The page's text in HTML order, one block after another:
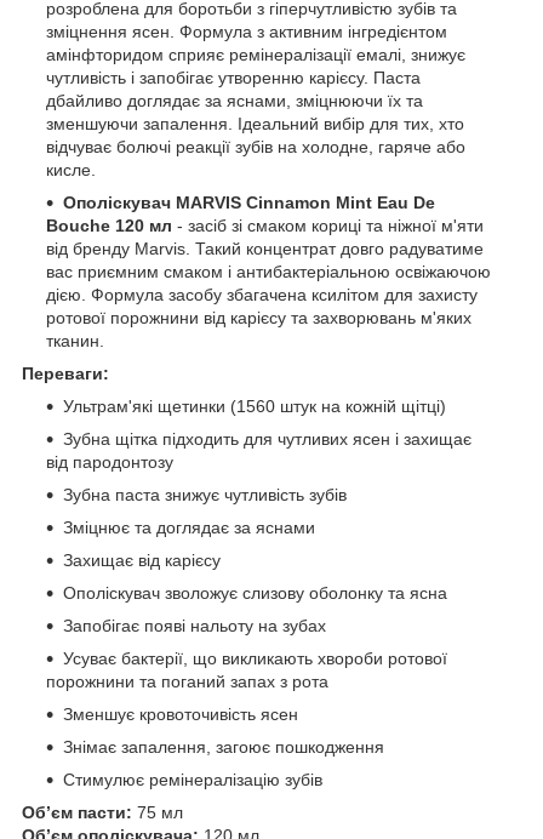
розроблена для боротьби з гіперчутливістю зубів та
зміцнення ясен. Формула з активним інгредієнтом
амінфторидом сприяє ремінералізації емалі, знижує
чутливість і запобігає утворенню карієсу. Паста
дбайливо доглядає за яснами, зміцнюючи їх та
зменшуючи запалення. Ідеальний вибір для тих, хто
відчуває болючі реакції зубів на холодне, гаряче або
кисле.
Ополіскувач MARVIS Cinnamon Mint Eau De
Bouche 120 мл - засіб зі смаком кориці та ніжної м'яти
від бренду Marvis. Такий концентрат довго радуватиме
вас приємним смаком і антибактеріальною освіжаючою
дією. Формула засобу збагачена ксилітом для захисту
ротової порожнини від карієсу та захворювань м'яких
тканин.
Переваги:
Ультрам'які щетинки (1560 штук на кожній щітці)
Зубна щітка підходить для чутливих ясен і захищає
від пародонтозу
Зубна паста знижує чутливість зубів
Зміцнює та доглядає за яснами
Захищає від карієсу
Ополіскувач зволожує слизову оболонку та ясна
Запобігає появі нальоту на зубах
Усуває бактерії, що викликають хвороби ротової
порожнини та поганий запах з рота
Зменшує кровоточивість ясен
Знімає запалення, загоює пошкодження
Стимулює ремінералізацію зубів
Обʼєм пасти: 75 мл
Обʼєм ополіскувача: 120 мл